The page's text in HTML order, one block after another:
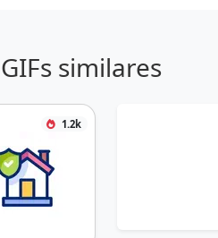
similares
1.2k